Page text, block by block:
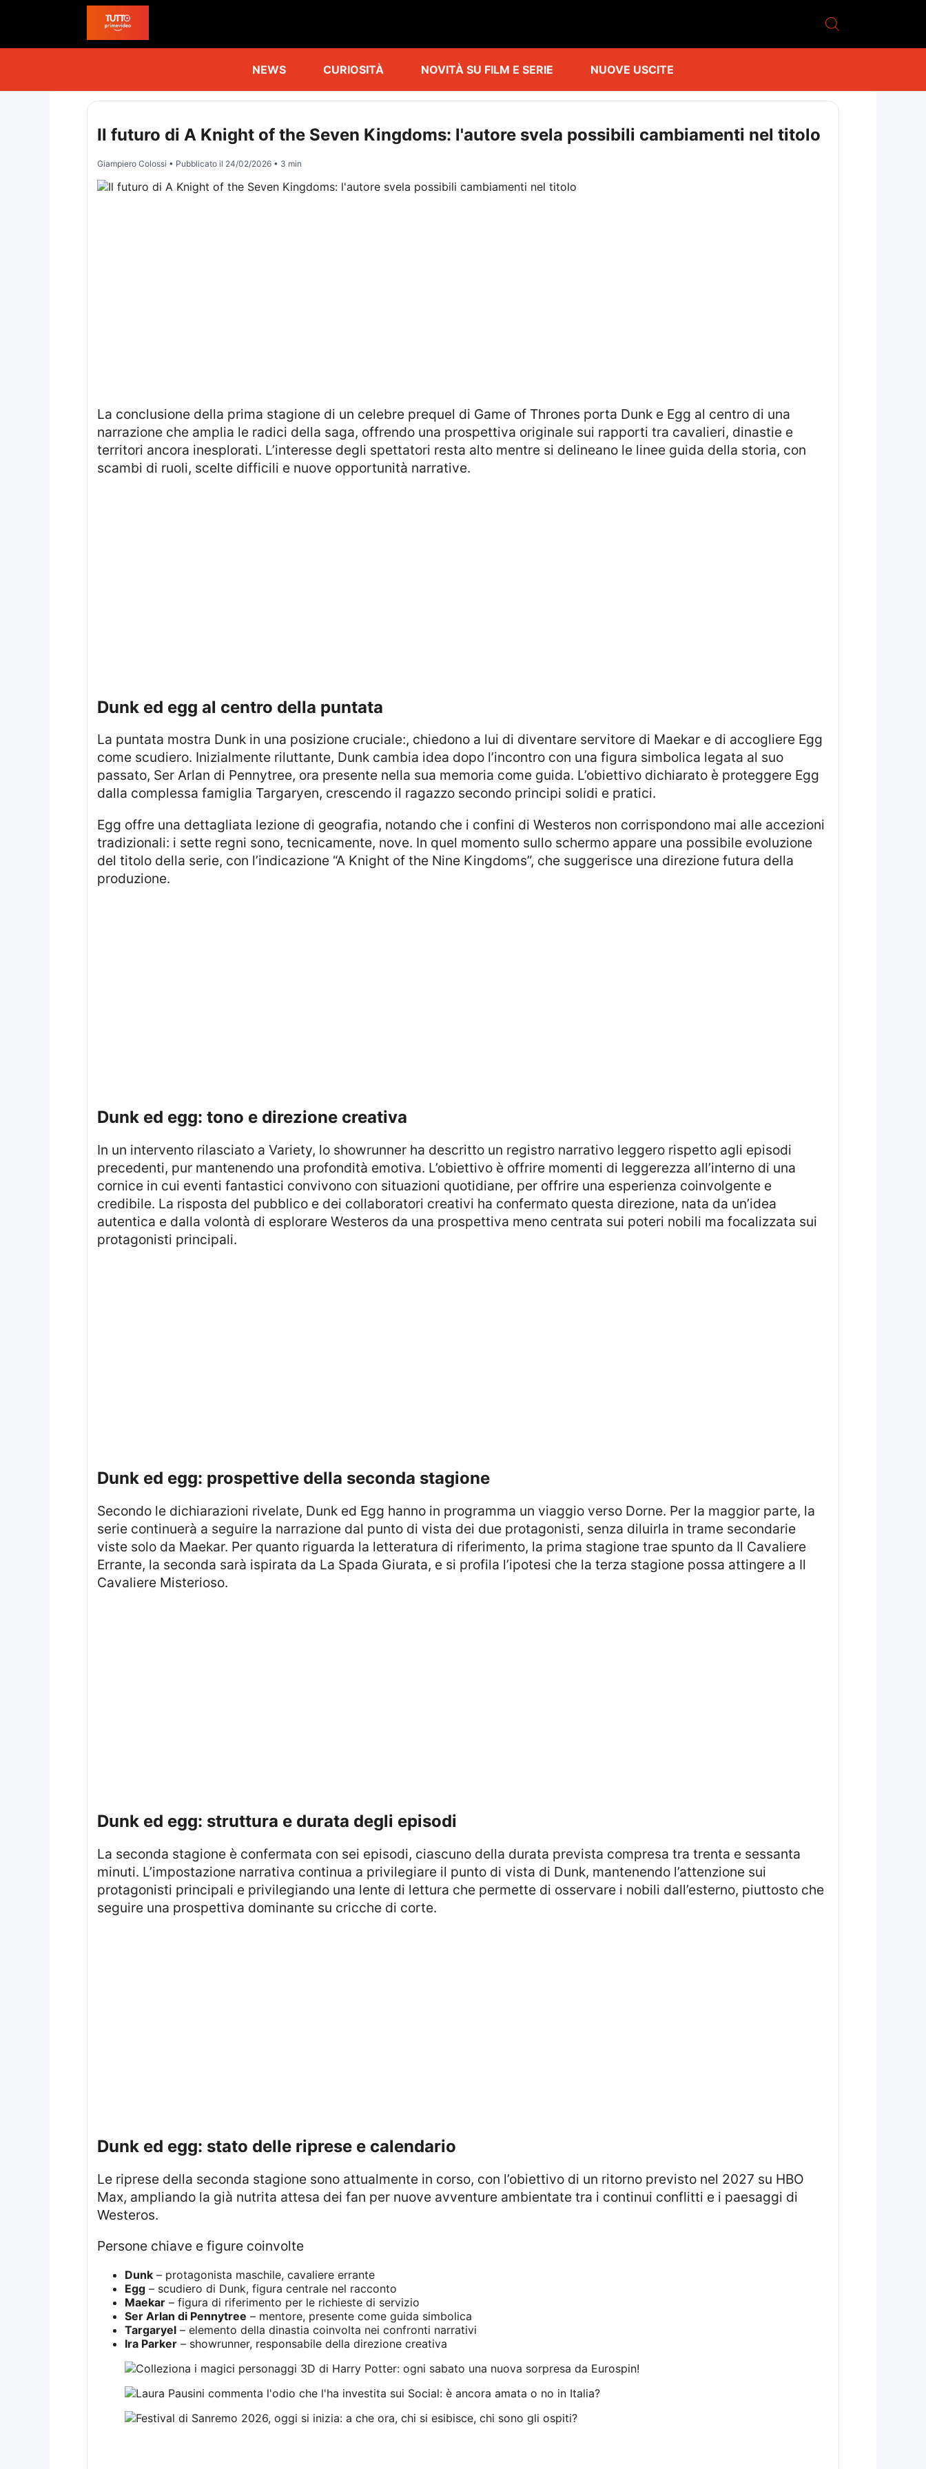
NEWS CURIOSITÀ NOVITÀ SU FILM E SERIE NUOVE USCITE
Il futuro di A Knight of the Seven Kingdoms: l'autore svela possibili cambiamenti nel titolo
Giampiero Colossi • Pubblicato il 24/02/2026• 3 min
La conclusione della prima stagione di un celebre prequel di Game of Thrones porta Dunk e Egg al centro di una
narrazione che amplia le radici della saga, offrendo una prospettiva originale sui rapporti tra cavalieri, dinastie e
territori ancora inesplorati. L’interesse degli spettatori resta alto mentre si delineano le linee guida della storia, con
scambi di ruoli, scelte difficili e nuove opportunità narrative.
dunk ed egg al centro della puntata
La puntata mostra Dunk in una posizione cruciale:, chiedono a lui di diventare servitore di Maekar e di accogliere Egg
come scudiero. Inizialmente riluttante, Dunk cambia idea dopo l’incontro con una figura simbolica legata al suo
passato, Ser Arlan di Pennytree, ora presente nella sua memoria come guida. L’obiettivo dichiarato è proteggere Egg
dalla complessa famiglia Targaryen, crescendo il ragazzo secondo principi solidi e pratici.
Egg offre una dettagliata lezione di geografia, notando che i confini di Westeros non corrispondono mai alle accezioni
tradizionali: i sette regni sono, tecnicamente, nove. In quel momento sullo schermo appare una possibile evoluzione
del titolo della serie, con l’indicazione “A Knight of the Nine Kingdoms”, che suggerisce una direzione futura della
produzione.
dunk ed egg: tono e direzione creativa
In un intervento rilasciato a Variety, lo showrunner ha descritto un registro narrativo leggero rispetto agli episodi
precedenti, pur mantenendo una profondità emotiva. L’obiettivo è offrire momenti di leggerezza all’interno di una
cornice in cui eventi fantastici convivono con situazioni quotidiane, per offrire una esperienza coinvolgente e
credibile. La risposta del pubblico e dei collaboratori creativi ha confermato questa direzione, nata da un’idea
autentica e dalla volontà di esplorare Westeros da una prospettiva meno centrata sui poteri nobili ma focalizzata sui
protagonisti principali.
dunk ed egg: prospettive della seconda stagione
Secondo le dichiarazioni rivelate, Dunk ed Egg hanno in programma un viaggio verso Dorne. Per la maggior parte, la
serie continuerà a seguire la narrazione dal punto di vista dei due protagonisti, senza diluirla in trame secondarie
viste solo da Maekar. Per quanto riguarda la letteratura di riferimento, la prima stagione trae spunto da Il Cavaliere
Errante, la seconda sarà ispirata da La Spada Giurata, e si profila l’ipotesi che la terza stagione possa attingere a Il
Cavaliere Misterioso.
dunk ed egg: struttura e durata degli episodi
La seconda stagione è confermata con sei episodi, ciascuno della durata prevista compresa tra trenta e sessanta
minuti. L’impostazione narrativa continua a privilegiare il punto di vista di Dunk, mantenendo l’attenzione sui
protagonisti principali e privilegiando una lente di lettura che permette di osservare i nobili dall’esterno, piuttosto che
seguire una prospettiva dominante su cricche di corte.
dunk ed egg: stato delle riprese e calendario
Le riprese della seconda stagione sono attualmente in corso, con l’obiettivo di un ritorno previsto nel 2027 su HBO
Max, ampliando la già nutrita attesa dei fan per nuove avventure ambientate tra i continui conflitti e i paesaggi di
Westeros.
persone chiave e figure coinvolte
Dunk– protagonista maschile, cavaliere errante
Egg– scudiero di Dunk, figura centrale nel racconto
Maekar– figura di riferimento per le richieste di servizio
Ser Arlan di Pennytree – mentore, presente come guida simbolica
Targaryel– elemento della dinastia coinvolta nei confronti narrativi
Ira Parker– showrunner, responsabile della direzione creativa